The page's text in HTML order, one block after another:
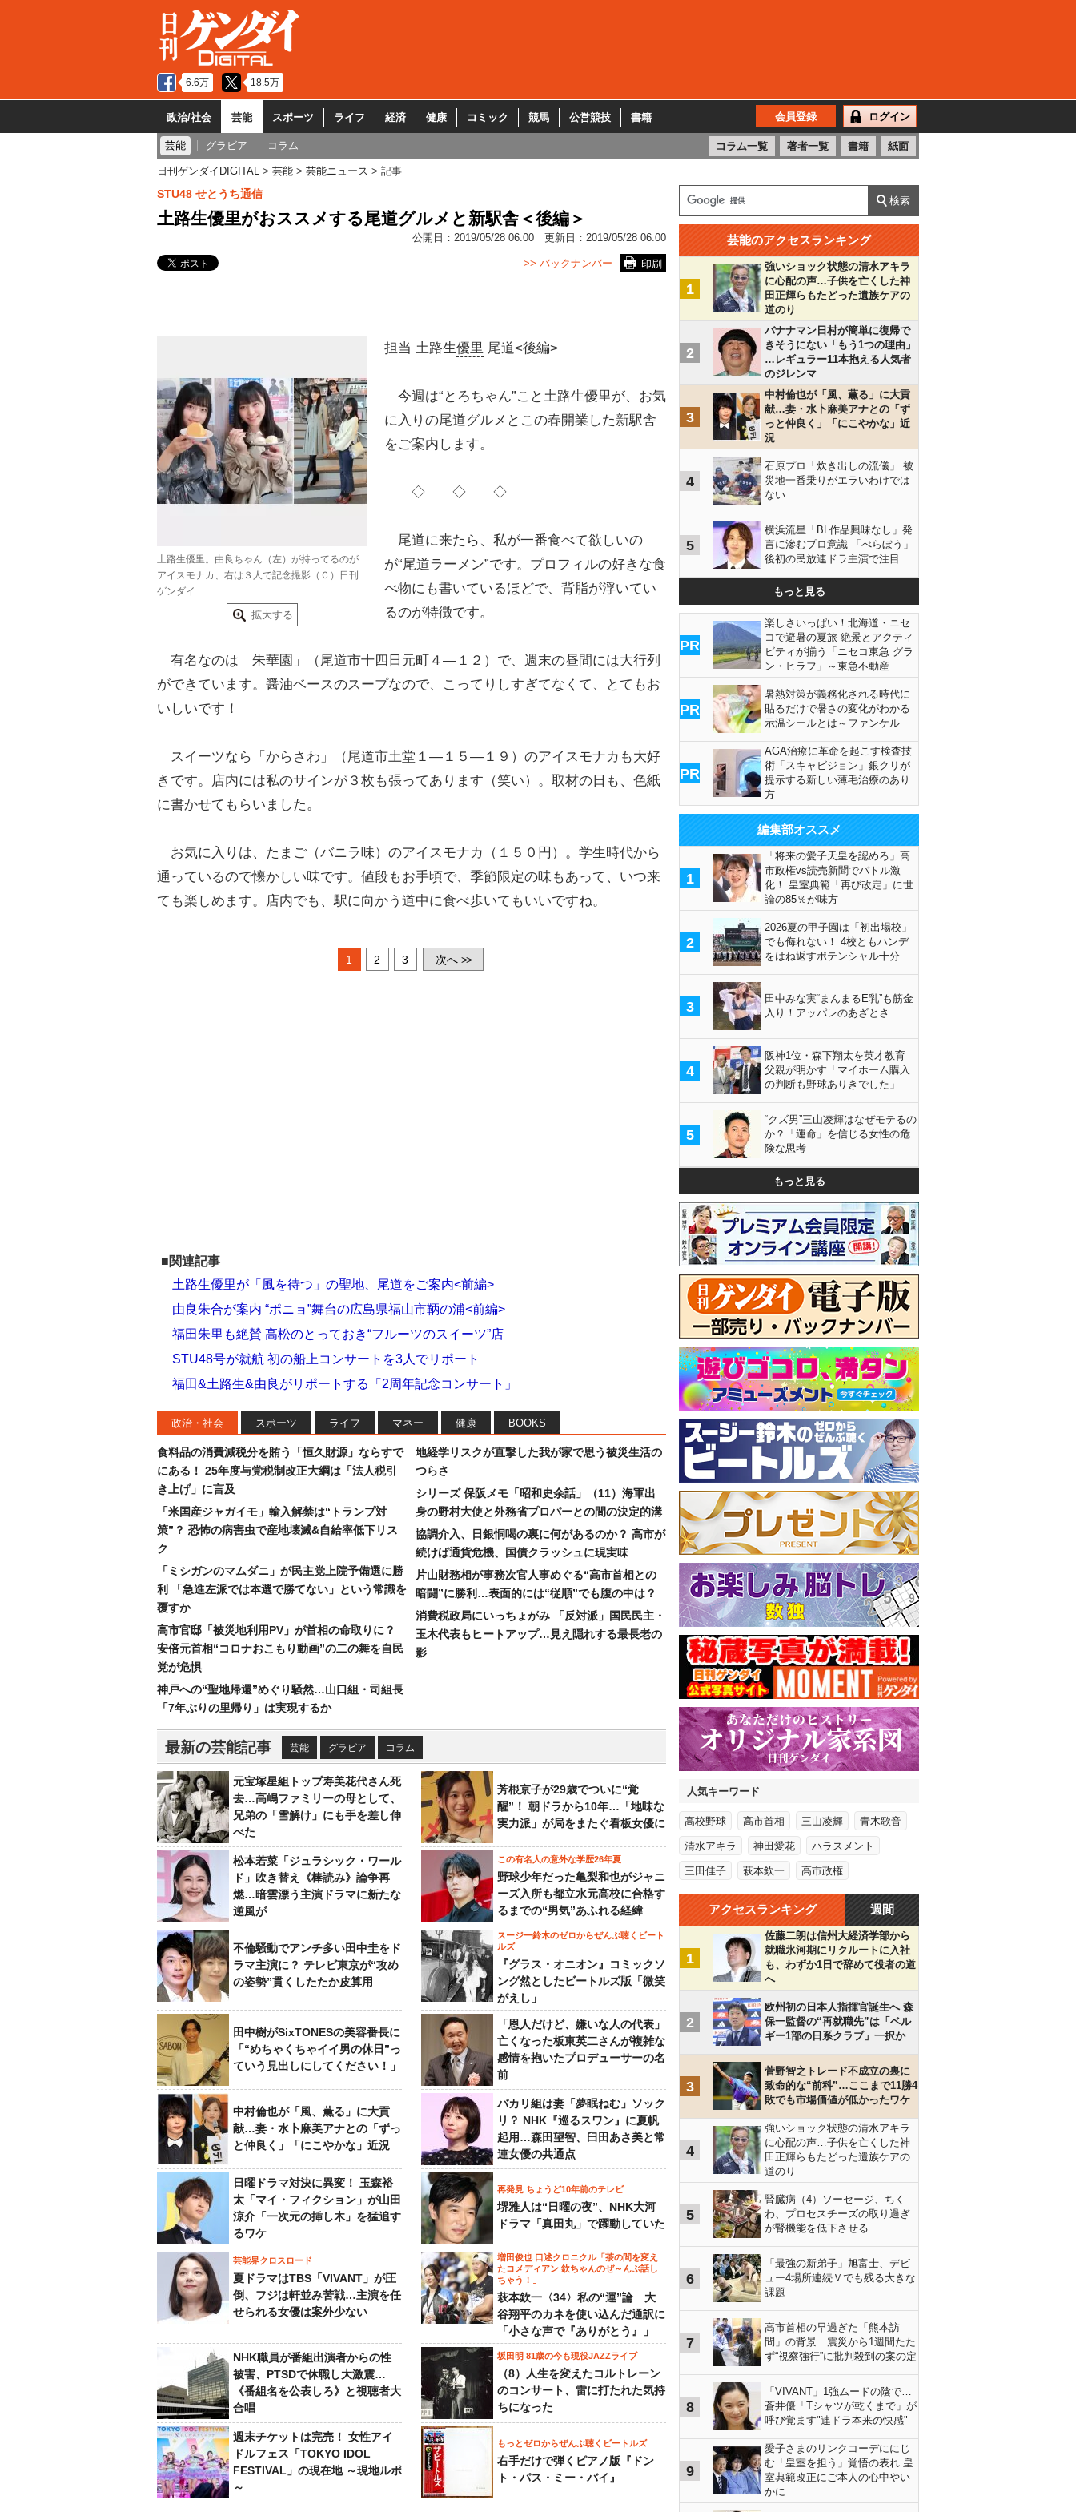
6.6万 18.5万
政治/社会 芸能 スポーツ ライフ 経済 健康 コミック 競馬 公営競技 書籍 会員登録 ログイン
芸能 グラビア コラム コラム一覧 著者一覧 書籍 紙面
日刊ゲンダイDIGITAL 芸能 芸能ニュース 記事
STU48 せとうち通信
土路生優里がおススメする尾道グルメと新駅舎＜後編＞
公開日： 2019/05/28 06:00 更新日： 2019/05/28 06:00
印刷
>> バックナンバー
土路生優里。由良ちゃん（左）が持ってるのが
アイスモナカ、右は３人で記念撮影（Ｃ）日刊
ゲンダイ
拡大する
担当 土路生優里 尾道<後編>
今週は“とろちゃん”こと土路生優里が、お気
に入りの尾道グルメとこの春開業した新駅舎
をご案内します。
◇ ◇ ◇
尾道に来たら、私が一番食べて欲しいの
が“尾道ラーメン”です。プロフィルの好きな食
べ物にも書いているほどで、背脂が浮いてい
るのが特徴です。
有名なのは「朱華園」（尾道市十四日元町４―１２）で、週末の昼間には大行列
ができています。醤油ベースのスープなので、こってりしすぎてなくて、とてもお
いしいです！
スイーツなら「からさわ」（尾道市土堂１―１５―１９）のアイスモナカも大好
きです。店内には私のサインが３枚も張ってあります（笑い）。取材の日も、色紙
に書かせてもらいました。
お気に入りは、たまご（バニラ味）のアイスモナカ（１５０円）。学生時代から
通っているので懐かしい味です。値段もお手頃で、季節限定の味もあって、いつ来
ても楽しめます。店内でも、駅に向かう道中に食べ歩いてもいいですね。
1 2 3 次へ >>
■関連記事
土路生優里が「風を待つ」の聖地、尾道をご案内<前編>
由良朱合が案内 “ポニョ”舞台の広島県福山市鞆の浦<前編>
福田朱里も絶賛 高松のとっておき“フルーツのスイーツ”店
STU48号が就航 初の船上コンサートを3人でリポート
福田&土路生&由良がリポートする「2周年記念コンサート」
政治・社会 スポーツ ライフ マネー 健康 BOOKS
食料品の消費減税分を賄う「恒久財源」ならすで
にある！ 25年度与党税制改正大綱は「法人税引
き上げ」に言及
「米国産ジャガイモ」輸入解禁は“トランプ対
策”？ 恐怖の病害虫で産地壊滅&自給率低下リス
ク
「ミシガンのマムダニ」が民主党上院予備選に勝
利 「急進左派では本選で勝てない」という常識を
覆すか
高市官邸「被災地利用PV」が首相の命取りに？
安倍元首相“コロナおこもり動画”の二の舞を自民
党が危惧
神戸への“聖地帰還”めぐり騒然…山口組・司組長
「7年ぶりの里帰り」は実現するか
地経学リスクが直撃した我が家で思う被災生活の
つらさ
シリーズ 保阪メモ「昭和史余話」（11）海軍出
身の野村大使と外務省プロパーとの間の決定的溝
協調介入、日銀恫喝の裏に何があるのか？ 高市が
続けば通貨危機、国債クラッシュに現実味
片山財務相が事務次官人事めぐる“高市首相との
暗闘”に勝利…表面的には“従順”でも腹の中は？
消費税政局にいっちょがみ 「反対派」国民民主・
玉木代表もヒートアップ…見え隠れする最長老の
影
最新の芸能記事 芸能 グラビア コラム
元宝塚星組トップ寿美花代さん死
去…高嶋ファミリーの母として、
兄弟の「雪解け」にも手を差し伸
べた
芳根京子が29歳でついに“覚
醒”！ 朝ドラから10年…「地味な
実力派」が局をまたぐ看板女優に
松本若菜「ジュラシック・ワール
ド」吹き替え《棒読み》論争再
燃…暗雲漂う主演ドラマに新たな
逆風が
この有名人の意外な学歴26年夏
野球少年だった亀梨和也がジャニ
ーズ入所も都立水元高校に合格す
るまでの“男気”あふれる経緯
不倫騒動でアンチ多い田中圭をド
ラマ主演に？ テレビ東京が“攻め
の姿勢”貫くしたたか皮算用
スージー鈴木のゼロからぜんぶ聴くビート
ルズ
『グラス・オニオン』コミックソ
ング然としたビートルズ版「微笑
がえし」
田中樹がSixTONESの美容番長に
「“めちゃくちゃイイ男の休日”っ
ていう見出しにしてください！」
「恩人だけど、嫌いな人の代表」
亡くなった板東英二さんが複雑な
感情を抱いたプロデューサーの名
前
中村倫也が「風、薫る」に大貢
献…妻・水卜麻美アナとの「ずっ
と仲良く」「にこやかな」近況
バカリ組は妻「夢眠ねむ」ソック
リ？ NHK『巡るスワン』に夏帆
起用…森田望智、臼田あさ美と常
連女優の共通点
日曜ドラマ対決に異変！ 玉森裕
太「マイ・フィクション」が山田
涼介「一次元の挿し木」を猛追す
るワケ
再発見 ちょうど10年前のテレビ
堺雅人は“日曜の夜”、NHK大河
ドラマ「真田丸」で躍動していた
芸能界クロスロード
夏ドラマはTBS「VIVANT」が圧
倒、フジは軒並み苦戦…主演を任
せられる女優は案外少ない
増田俊也 口述クロニクル「茶の間を変え
たコメディアン 欽ちゃんのぜ～んぶ話し
ちゃう！」
萩本欽一〈34〉私の“運”論 大
谷翔平のカネを使い込んだ通訳に
「小さな声で『ありがとう』」
NHK職員が番組出演者からの性
被害、PTSDで休職し大激震…
《番組名を公表しろ》と視聴者大
合唱
坂田明 81歳の今も現役JAZZライブ
（8）人生を変えたコルトレーン
のコンサート、雷に打たれた気持
ちになった
週末チケットは完売！ 女性アイ
ドルフェス「TOKYO IDOL
FESTIVAL」の現在地 ～現地ルポ
～
もっとゼロからぜんぶ聴くビートルズ
右手だけで弾くピアノ版『ドン
ト・パス・ミー・バイ』
芸能のアクセスランキング
1
強いショック状態の清水アキラ
に心配の声…子供を亡くした神
田正輝らもたどった遺族ケアの
道のり
2
バナナマン日村が簡単に復帰で
きそうにない「もう1つの理由」
…レギュラー11本抱える人気者
のジレンマ
3
中村倫也が「風、薫る」に大貢
献…妻・水卜麻美アナとの「ず
っと仲良く」「にこやかな」近
況
4
石原プロ「炊き出しの流儀」 被
災地一番乗りがエラいわけでは
ない
5
横浜流星「BL作品興味なし」発
言に滲むプロ意識 「べらぼう」
後初の民放連ドラ主演で注目
もっと見る
PR
楽しさいっぱい！北海道・ニセ
コで避暑の夏旅 絶景とアクティ
ビティが揃う「ニセコ東急 グラ
ン・ヒラフ」～東急不動産
PR
暑熱対策が義務化される時代に
貼るだけで暑さの変化がわかる
示温シールとは～ファンケル
PR
AGA治療に革命を起こす検査技
術「スキャビジョン」銀クリが
提示する新しい薄毛治療のあり
方
編集部オススメ
1
「将来の愛子天皇を認めろ」高
市政権vs読売新聞でバトル激
化！ 皇室典範「再び改定」に世
論の85％が味方
2
2026夏の甲子園は「初出場校」
でも侮れない！ 4校ともハンデ
をはね返すポテンシャル十分
3
田中みな実“まんまるE乳”も筋金
入り！アッパレのあざとさ
4
阪神1位・森下翔太を英才教育
父親が明かす「マイホーム購入
の判断も野球ありきでした」
5
“クズ男”三山凌輝はなぜモテるの
か？「運命」を信じる女性の危
険な思考
もっと見る
人気キーワード
高校野球 高市首相 三山凌輝 青木歌音
清水アキラ 神田愛花 ハラスメント
三田佳子 萩本欽一 高市政権
アクセスランキング 週間
1
佐藤二朗は信州大経済学部から
就職氷河期にリクルートに入社
も、わずか1日で辞めて役者の道
へ
2
欧州初の日本人指揮官誕生へ 森
保一監督の“再就職先”は「ベル
ギー1部の日系クラブ」一択か
3
菅野智之トレード不成立の裏に
致命的な“前科”…ここまで11勝4
敗でも市場価値が低かったワケ
4
強いショック状態の清水アキラ
に心配の声…子供を亡くした神
田正輝らもたどった遺族ケアの
道のり
5
腎臓病（4）ソーセージ、ちく
わ、プロセスチーズの取り過ぎ
が腎機能を低下させる
6
「最強の新弟子」旭富士、デビ
ュー4場所連続Ｖでも残る大きな
課題
7
高市首相の早過ぎた「熊本訪
問」の背景…震災から1週間たた
ず“視察強行”に批判殺到の案の定
8
「VIVANT」1強ムードの陰で…
蒼井優「Tシャツが乾くまで」が
呼び覚ます"連ドラ本来の快感"
9
愛子さまのリンクコーデににじ
む「皇室を担う」覚悟の表れ 皇
室典範改正にご本人の心中やい
かに